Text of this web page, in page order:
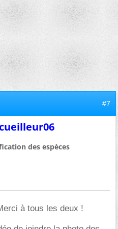
#7
des espèces
à tous les deux !